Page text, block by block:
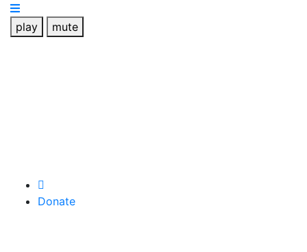
play mute
Donate